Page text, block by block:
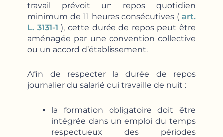
travail prévoit un repos quotidien
minimum de 11 heures consécutives ( art.
L. 3131-1), cette durée de repos peut être
aménagée par une convention collective
ou un accord d’établissement.
Afin de respecter la durée de repos
journalier du salarié qui travaille de nuit :
la formation obligatoire doit être
intégrée dans un emploi du temps
respectueux des périodes